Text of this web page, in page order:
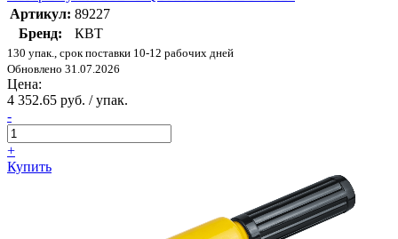
Артикул: 89227
Бренд:
КВТ
130 упак., срок поставки 10-12 рабочих дней
Обновлено 31.07.2026
Цена:
4 352.65 руб. / упак.
-
+
Купить